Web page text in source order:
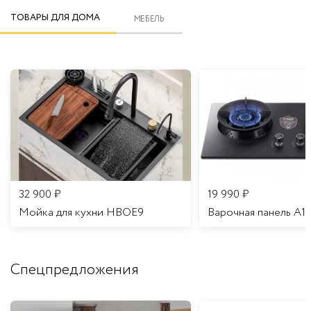
ТОВАРЫ ДЛЯ ДОМА МЕБЕЛЬ
32 900 ₽
Мойка для кухни HBOE9
19 990 ₽
Варочная панель A16
Спецпредложения